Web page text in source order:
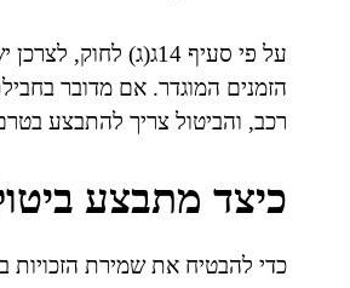
על פי סעיף 14ג(ג)
הזמנים המוגדר. אם מדובר
רכב, והביטול צריך להתבצע
כיצד מתבצע
כדי להבטיח את שמירת